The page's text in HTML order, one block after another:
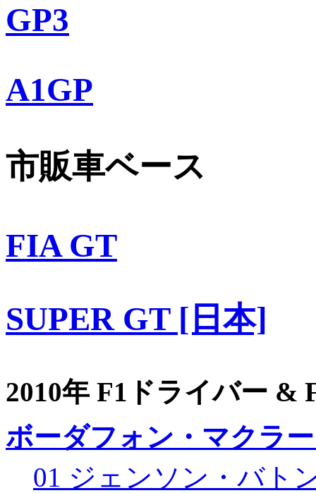
GP3
A1GP
市販車ベース
FIA GT
SUPER GT [日本]
2010年 F1ドライバー &
ボーダフォン・マクラ
01 ジェンソン・バト